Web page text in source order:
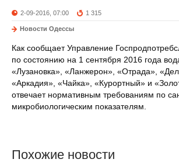
2-09-2016, 07:00 1 315
Новости Одессы
Как сообщает Управление
по состоянию на 1 сентября 2016 года
«Лузановка», «Ланжерон», «Отрада»,
«Аркадия», «Чайка», «Курортный» и
отвечает нормативным требованиям по
микробиологическим показателям.
Похожие новости